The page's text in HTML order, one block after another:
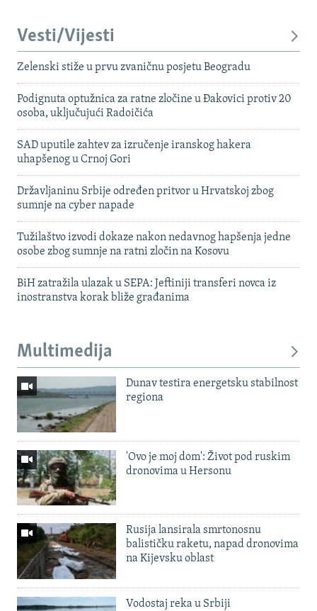
Vesti/Vijesti
Zelenski stiže u prvu zvaničnu posjetu Beogradu
Podignuta optužnica za ratne zločine u Đakovici protiv 20
osoba, uključujući Radoičića
SAD uputile zahtev za izručenje iranskog hakera
uhapšenog u Crnoj Gori
Državljaninu Srbije određen pritvor u Hrvatskoj zbog
sumnje na cyber napade
Tužilaštvo izvodi dokaze nakon nedavnog hapšenja jedne
osobe zbog sumnje na ratni zločin na Kosovu
BiH zatražila ulazak u SEPA: Jeftiniji transferi novca iz
inostranstva korak bliže građanima
Multimedija
Dunav testira energetsku stabilnost
regiona
'Ovo je moj dom': Život pod ruskim
dronovima u Hersonu
Rusija lansirala smrtonosnu
balističku raketu, napad dronovima
na Kijevsku oblast
Vodostaj reka u Srbiji